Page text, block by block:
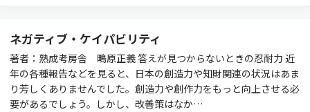
ネガティブ・ケイパビリティ
著者：熟成考房舎 鴫原正義 答えが見つからないときの忍耐力 近
年の各種報告などを見ると、日本の創造力や知財関連の状況はあま
り芳しくありませんでした。創造力や創作力をもっと向上させる必
要があるでしょう。しかし、改善策はなか…